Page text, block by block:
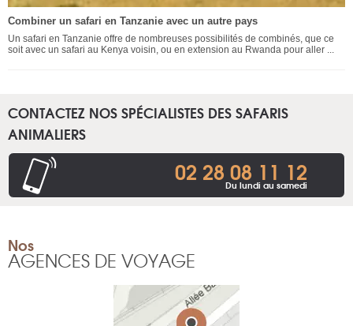
Combiner un safari en Tanzanie avec un autre pays
Un safari en Tanzanie offre de nombreuses possibilités de combinés, que ce
soit avec un safari au Kenya voisin, ou en extension au Rwanda pour aller ...
CONTACTEZ NOS SPÉCIALISTES DES SAFARIS
ANIMALIERS
02 28 08 11 12
Du lundi au samedi
Nos
AGENCES DE VOYAGE